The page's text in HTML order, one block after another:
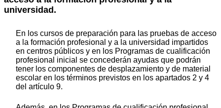
universidad.
En los cursos de preparación para las pruebas de acceso
a la formación profesional y a la universidad impartidos
en centros públicos y en los Programas de cualificación
profesional inicial se concederán ayudas que podrán
tener los componentes de desplazamiento y de material
escolar en los términos previstos en los apartados 2 y 4
del artículo 9.